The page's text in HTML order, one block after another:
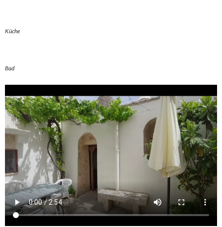
Küche
Bad